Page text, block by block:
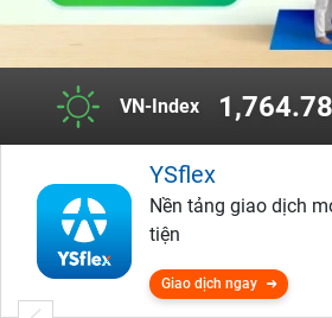
VN-Index 1,764.78
YSflex
Nền tảng giao dịch
tiện
Giao dịch ngay